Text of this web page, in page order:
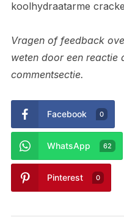
koolhydraatarme
Vragen of feedback
weten door een reactie
commentsectie.
Facebook 0
WhatsApp 62
Pinterest 0